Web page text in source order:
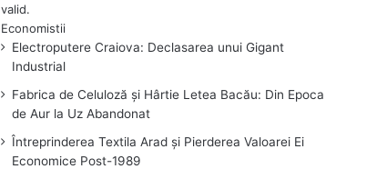
valid.
Electroputere Craiova: Declasarea unui Gigant
Industrial
Fabrica de Celuloză și Hârtie Letea Bacău: Din Epoca
de Aur la Uz Abandonat
Întreprinderea Textila Arad și Pierderea Valoarei Ei
Economice Post-1989